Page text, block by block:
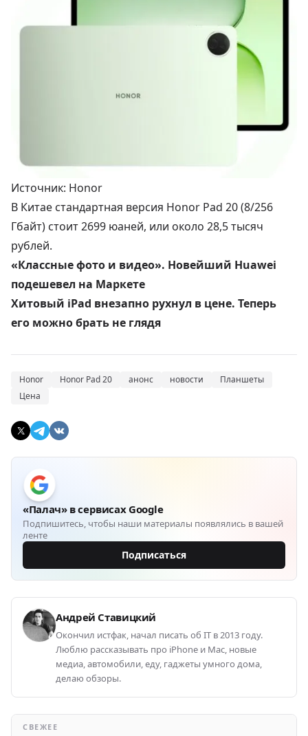
Источник: Honor
В Китае стандартная версия Honor Pad 20 (8/256
Гбайт) стоит 2699 юаней, или около 28,5 тысяч
рублей.
«Классные фото и видео». Новейший Huawei
подешевел на Маркете
Хитовый iPad внезапно рухнул в цене. Теперь
его можно брать не глядя
Honor Honor Pad 20 анонс новости
Планшеты
Цена
«Палач» в сервисах Google
Подпишитесь, чтобы наши материалы появлялись в вашей
ленте
Подписаться
Андрей Ставицкий
Окончил истфак, начал писать об IT в 2013 году.
Люблю рассказывать про iPhone и Mac, новые
медиа, автомобили, еду, гаджеты умного дома,
делаю обзоры.
СВЕЖЕЕ